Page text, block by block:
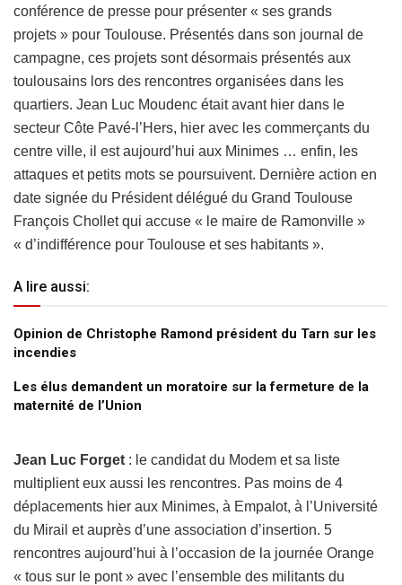
conférence de presse pour présenter « ses grands
projets » pour Toulouse. Présentés dans son journal de
campagne, ces projets sont désormais présentés aux
toulousains lors des rencontres organisées dans les
quartiers. Jean Luc Moudenc était avant hier dans le
secteur Côte Pavé-l’Hers, hier avec les commerçants du
centre ville, il est aujourd’hui aux Minimes … enfin, les
attaques et petits mots se poursuivent. Dernière action en
date signée du Président délégué du Grand Toulouse
François Chollet qui accuse « le maire de Ramonville »
« d’indifférence pour Toulouse et ses habitants ».
A lire aussi:
Opinion de Christophe Ramond président du Tarn sur les
incendies
Les élus demandent un moratoire sur la fermeture de la
maternité de l’Union
Jean Luc Forget : le candidat du Modem et sa liste
multiplient eux aussi les rencontres. Pas moins de 4
déplacements hier aux Minimes, à Empalot, à l’Université
du Mirail et auprès d’une association d’insertion. 5
rencontres aujourd’hui à l’occasion de la journée Orange
« tous sur le pont » avec l’ensemble des militants du